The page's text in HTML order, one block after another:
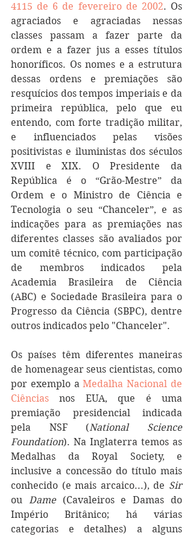
4115 de 6 de fevereiro de 2002. Os
agraciados e agraciadas nessas
classes passam a fazer parte da
ordem e a fazer jus a esses títulos
honoríficos. Os nomes e a estrutura
dessas ordens e premiações são
resquícios dos tempos imperiais e da
primeira república, pelo que eu
entendo, com forte tradição militar,
e influenciados pelas visões
positivistas e iluministas dos séculos
XVIII e XIX. O Presidente da
República é o “Grão-Mestre” da
Ordem e o Ministro de Ciência e
Tecnologia o seu “Chanceler”, e as
indicações para as premiações nas
diferentes classes são avaliados por
um comitê técnico, com participação
de membros indicados pela
Academia Brasileira de Ciência
(ABC) e Sociedade Brasileira para o
Progresso da Ciência (SBPC), dentre
outros indicados pelo "Chanceler".
Os países têm diferentes maneiras
de homenagear seus cientistas, como
por exemplo a Medalha Nacional de
Ciências nos EUA, que é uma
premiação presidencial indicada
pela NSF (National Science
Foundation). Na Inglaterra temos as
Medalhas da Royal Society, e
inclusive a concessão do título mais
conhecido (e mais arcaico...), de Sir
ou Dame (Cavaleiros e Damas do
Império Britânico; há várias
categorias e detalhes) a alguns